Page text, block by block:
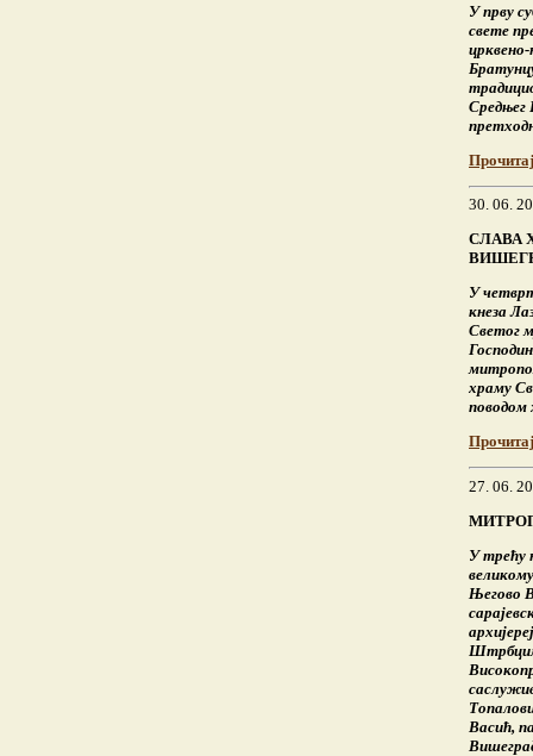
У прву
свете
Средњег
30. 06.
СЛАВА
У
кнеза
Светог
храму
поводом
27. 06.
У трећу
Његово
Васић,